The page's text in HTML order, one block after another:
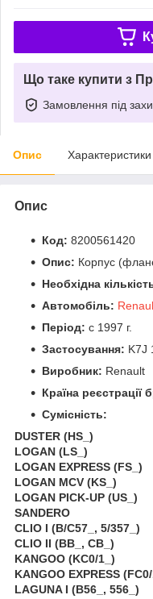
Що таке купити з
Замовлення під
Опис Характеристики
Опис
Код: 8200561420
Опис: Корпус
Необхідна
Автомобіль:
Період: c 1997 г.
Застосування: K7J
Виробник: Renault
Країна реєстрації
Сумісність:
DUSTER (HS_)
LOGAN (LS_)
LOGAN EXPRESS (FS_)
LOGAN MCV (KS_)
LOGAN PICK-UP (US_)
SANDERO
CLIO I (B/C57_, 5/357_)
CLIO II (BB_, CB_)
KANGOO (KC0/1_)
KANGOO EXPRESS
LAGUNA I (B56_, 556_)